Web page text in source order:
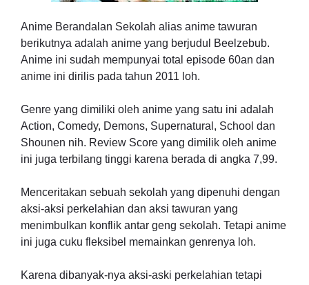
Anime Berandalan Sekolah alias anime tawuran
berikutnya adalah anime yang berjudul Beelzebub.
Anime ini sudah mempunyai total episode 60an dan
anime ini dirilis pada tahun 2011 loh.
Genre yang dimiliki oleh anime yang satu ini adalah
Action, Comedy, Demons, Supernatural, School dan
Shounen nih. Review Score yang dimilik oleh anime
ini juga terbilang tinggi karena berada di angka 7,99.
Menceritakan sebuah sekolah yang dipenuhi dengan
aksi-aksi perkelahian dan aksi tawuran yang
menimbulkan konflik antar geng sekolah. Tetapi anime
ini juga cuku fleksibel memainkan genrenya loh.
Karena dibanyak-nya aksi-aski perkelahian tetapi